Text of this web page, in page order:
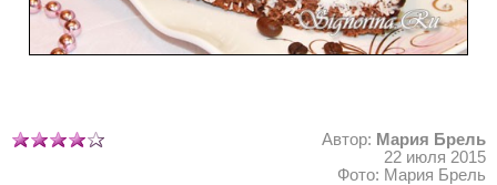
Автор: Мария Брель
22 июля 2015
Фото: Мария Брель